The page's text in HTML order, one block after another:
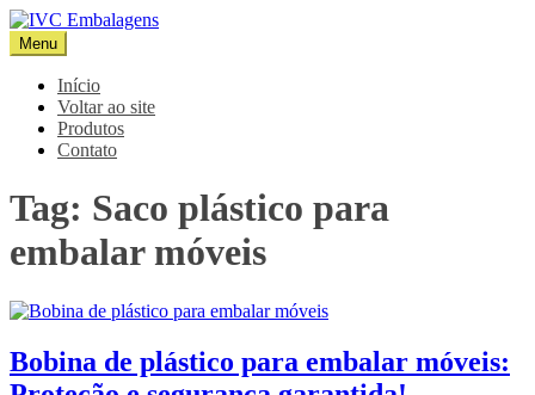
Pular
para
o
conteúdo
IVC Embalagens
Blog IVC
Menu
Início
Voltar ao site
Produtos
Contato
Tag: Saco plástico para
embalar móveis
Bobina de plástico para embalar móveis: